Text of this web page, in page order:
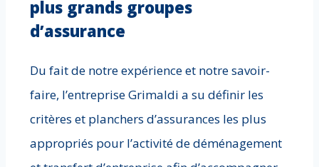
plus grands groupes
d’assurance
Du fait de notre expérience et notre savoir-
faire, l’entreprise Grimaldi a su définir les
critères et planchers d’assurances les plus
appropriés pour l’activité de déménagement